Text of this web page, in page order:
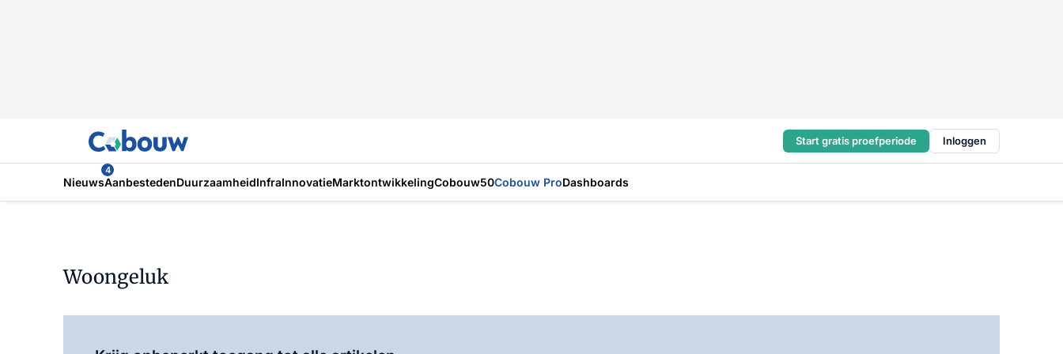
Start gratis proefperiode Inloggen
Nieuws
4
AanbestedenDuurzaamheidInfraInnovatieMarktontwikkelingCobouw50Cobouw ProDashboards
Woongeluk